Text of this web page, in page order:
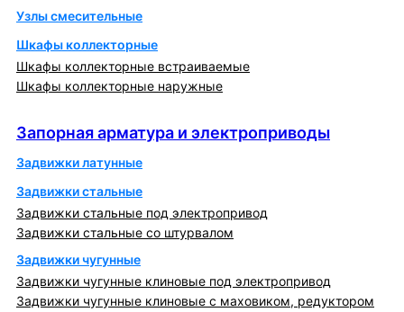
Узлы смесительные
Шкафы коллекторные
Шкафы коллекторные встраиваемые
Шкафы коллекторные наружные
Запорная арматура и электроприводы
Задвижки латунные
Задвижки стальные
Задвижки стальные под электропривод
Задвижки стальные со штурвалом
Задвижки чугунные
Задвижки чугунные клиновые под электропривод
Задвижки чугунные клиновые с маховиком, редуктором